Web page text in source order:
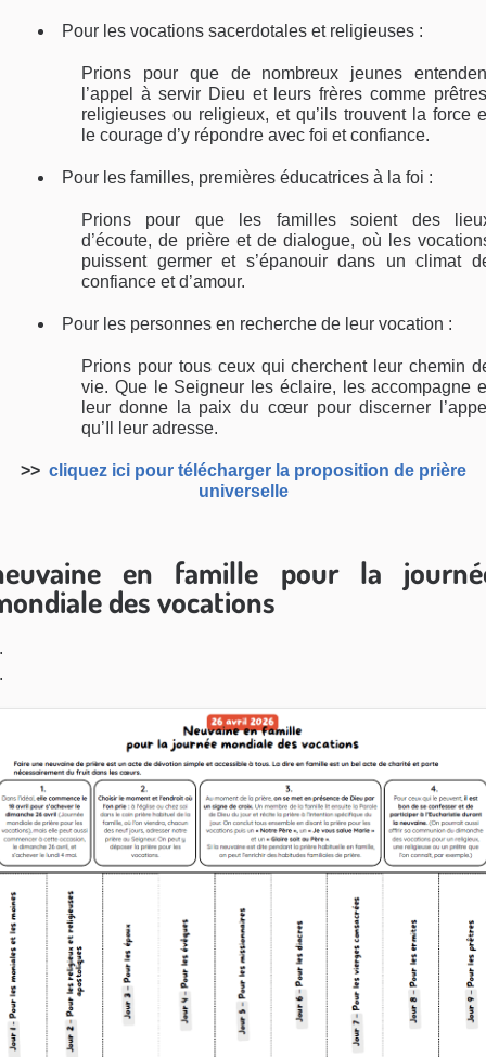
Pour les vocations sacerdotales et religieuses :
Prions pour que de nombreux jeunes
l’appel à servir Dieu et leurs frères comme
religieuses ou religieux, et qu’ils trouvent la force
le courage d’y répondre avec foi et confiance.
Pour les familles, premières éducatrices à la foi :
Prions pour que les familles soient des
d’écoute, de prière et de dialogue, où les
puissent germer et s’épanouir dans un climat
confiance et d’amour.
Pour les personnes en recherche de leur vocation :
Prions pour tous ceux qui cherchent leur chemin
vie. Que le Seigneur les éclaire, les accompagne
leur donne la paix du cœur pour discerner
qu’Il leur adresse.
>> cliquez ici pour télécharger la proposition de prière
universelle
en famille pour la
des vocations